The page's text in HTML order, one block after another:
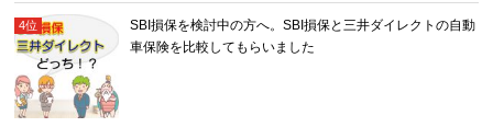
SBI損保を検討中の方へ。SBI損保と三井ダイレクトの自動
車保険を比較してもらいました